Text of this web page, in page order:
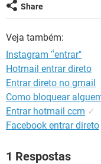
OUTLOOK
GUIA DE COMPRAS
Share
Veja também:
Instagram "́entrar"
Hotmail entrar direto
Entrar direto no gmail
Como bloquear
Entrar hotmail ccm ✓
Facebook entrar direto
1 Respostas